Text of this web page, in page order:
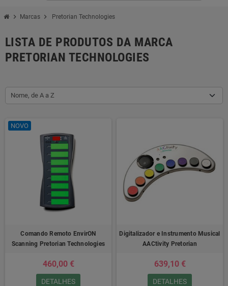
chevron_right Marcas chevron_right Pretorian Technologies
LISTA DE PRODUTOS DA MARCA
PRETORIAN TECHNOLOGIES
Nome, de A a Z
NOVO
Comando Remoto EnvirON
Scanning Pretorian Technologies
460,00 €
DETALHES
Digitalizador e Instrumento Musical
AACtivity Pretorian
639,10 €
DETALHES